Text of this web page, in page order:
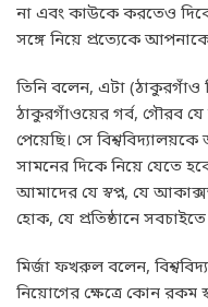
না এবং কাউকে করতেও
সঙ্গে নিয়ে প্রত্যেকে
তিনি বলেন, এটা (ঠাকুরগাঁও
ঠাকুরগাঁওয়ের গর্ব, গৌরব
পেয়েছি। সে
সামনের দিকে নিয়ে যেতে
আমাদের যে স্বপ্ন, যে
হোক, যে প্রতিষ্ঠানে
মির্জা ফখরুল বলেন,
নিয়োগের ক্ষেত্রে কোন রকম